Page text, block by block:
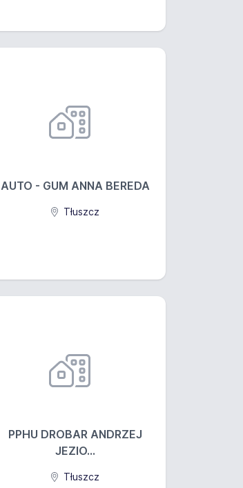
AUTO - GUM ANNA BEREDA
Tłuszcz
PPHU DROBAR ANDRZEJ
JEZIO...
Tłuszcz